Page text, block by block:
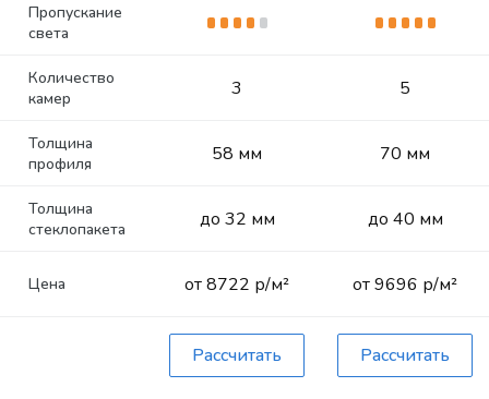
Пропускание
света
Количество
камер
Толщина
профиля
Толщина
стеклопакета
Цена
3
58 мм
до 32 мм
от 8722 р/м²
Рассчитать
5
70 мм
до 40 мм
от 9696 р/м²
Рассчитать